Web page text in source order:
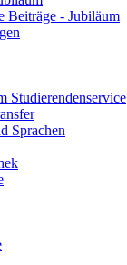
Beiträge - Jubiläum
Studierendenservice
Sprachen